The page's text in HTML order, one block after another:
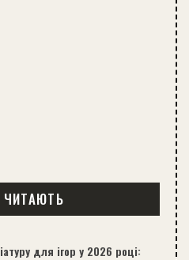
ЧИТАЮТЬ
для ігор у 2026 році: